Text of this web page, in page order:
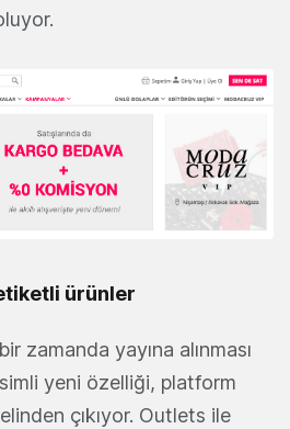
ürünler
zamanda yayına alınması
yeni özelliği, platform
çıkıyor. Outlets ile